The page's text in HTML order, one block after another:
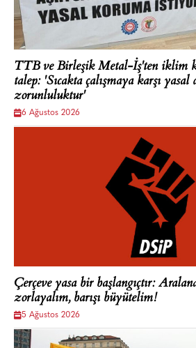
TTB ve Birleşik Metal-İş'ten iklim
talep: 'Sıcakta çalışmaya karşı
zorunluluktur'
6 Ağustos 2026
Çerçeve yasa bir başlangıçtır:
zorlayalım, barışı büyütelim!
5 Ağustos 2026